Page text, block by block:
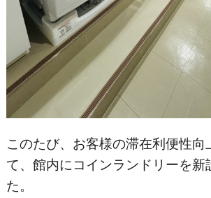
このたび、お客様の滞在利便性向
て、館内にコインランドリーを新
た。